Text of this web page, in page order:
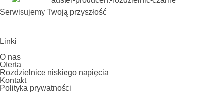
Serwisujemy Twoją przyszłość
Linki
O nas
Oferta
Rozdzielnice niskiego napięcia
Kontakt
Polityka prywatności